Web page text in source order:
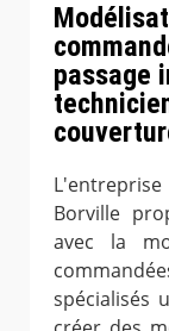
passage
Borville
avec la
spécialisés